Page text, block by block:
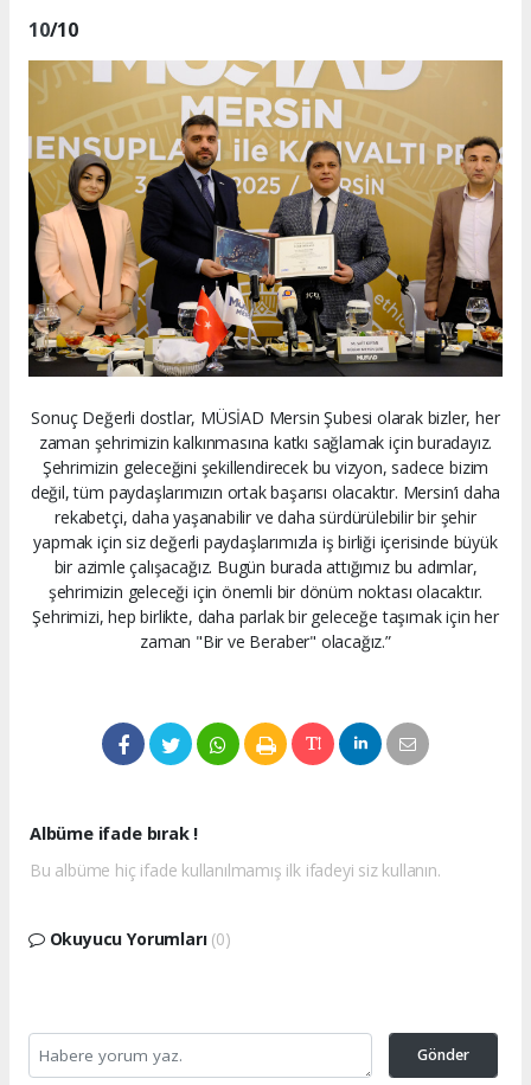
10/10
Sonuç Değerli dostlar, MÜSİAD Mersin Şubesi olarak bizler, her
zaman şehrimizin kalkınmasına katkı sağlamak için buradayız.
Şehrimizin geleceğini şekillendirecek bu vizyon, sadece bizim
değil, tüm paydaşlarımızın ortak başarısı olacaktır. Mersin’i daha
rekabetçi, daha yaşanabilir ve daha sürdürülebilir bir şehir
yapmak için siz değerli paydaşlarımızla iş birliği içerisinde büyük
bir azimle çalışacağız. Bugün burada attığımız bu adımlar,
şehrimizin geleceği için önemli bir dönüm noktası olacaktır.
Şehrimizi, hep birlikte, daha parlak bir geleceğe taşımak için her
zaman "Bir ve Beraber" olacağız.”
Albüme ifade bırak !
Bu albüme hiç ifade kullanılmamış ilk ifadeyi siz kullanın.
Okuyucu Yorumları (0)
Gönder